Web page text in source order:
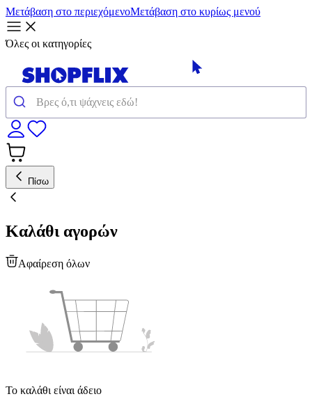
Μετάβαση στο περιεχόμενοΜετάβαση στο κυρίως μενού
Όλες οι κατηγορίες
Πίσω
Καλάθι αγορών
Αφαίρεση όλων
Το καλάθι είναι άδειο